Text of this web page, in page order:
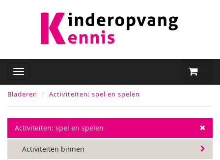
Bladeren Activiteiten: spel en spelen
Activiteiten: spel en spelen
Activiteiten binnen